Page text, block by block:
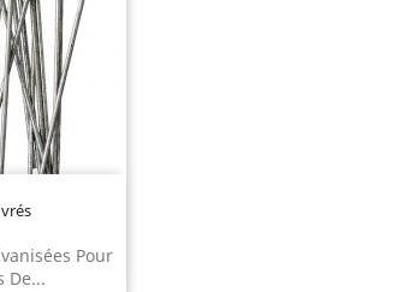
Pour
De...